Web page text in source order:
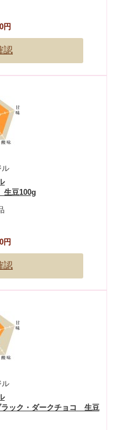
円
認
豆100g
円
認
ラック・ダークチョコ 生豆